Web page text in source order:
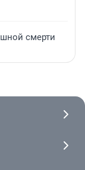
смерти